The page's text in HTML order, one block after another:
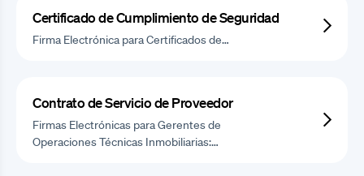
Certificado de Cumplimiento de Seguridad
Firma Electrónica para Certificados de…
Contrato de Servicio de Proveedor
Firmas Electrónicas para Gerentes de
Operaciones Técnicas Inmobiliarias:…